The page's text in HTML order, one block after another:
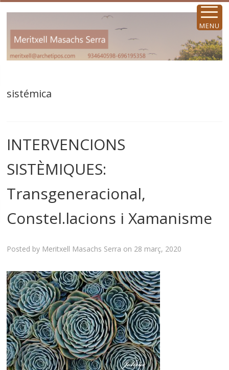
sistémica
INTERVENCIONS
SISTÈMIQUES:
Transgeneracional,
Constel.lacions i Xamanisme
Posted by Meritxell Masachs Serra on 28 març, 2020
MENU